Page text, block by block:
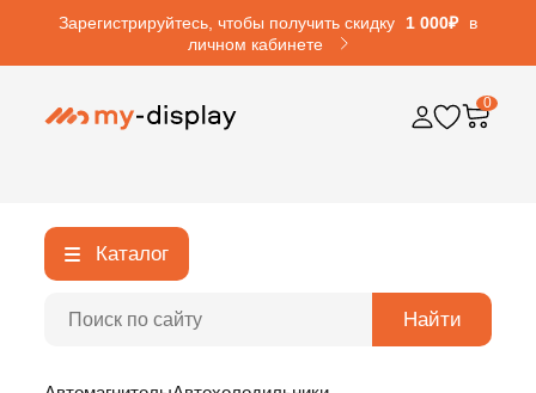
Зарегистрируйтесь, чтобы получить скидку 1 000₽
в
личном кабинете
0
Каталог
Найти